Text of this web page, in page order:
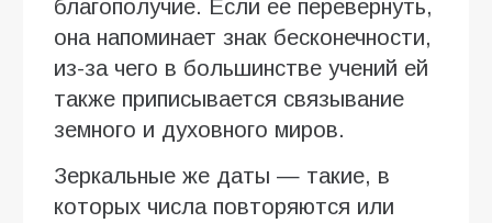
благополучие. Если ее перевернуть,
она напоминает знак бесконечности,
из-за чего в большинстве учений ей
также приписывается связывание
земного и духовного миров.
Зеркальные же даты — такие, в
которых числа повторяются или